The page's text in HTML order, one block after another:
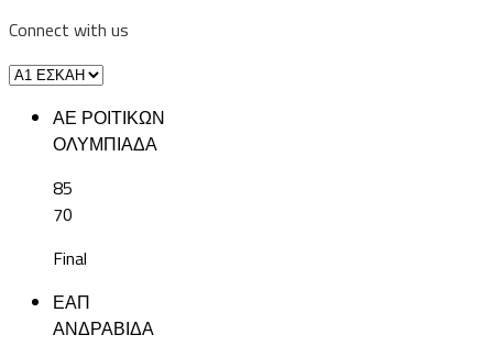
Connect with us
ΑΕ ΡΟΙΤΙΚΩΝ
ΟΛΥΜΠΙΑΔΑ
85
70
Final
ΕΑΠ
ΑΝΔΡΑΒΙΔΑ